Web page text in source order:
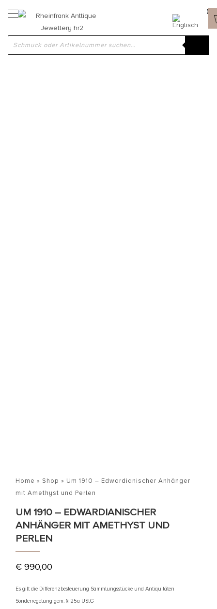
Home » Shop » Um 1910 – Edwardianischer Anhänger
mit Amethyst und Perlen
UM 1910 – EDWARDIANISCHER
ANHÄNGER MIT AMETHYST UND
PERLEN
€ 990,00
Es gilt die Differenzbesteuerung Sammlungsstücke und Antiquitäten
Sonderregelung gem. § 25a UStG